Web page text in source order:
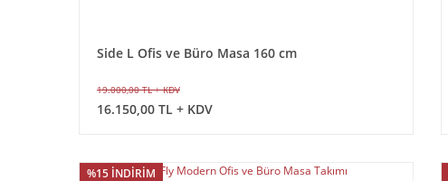
Side L Ofis ve Büro Masa 160 cm
19.000,00 TL + KDV
16.150,00 TL + KDV
%15 İNDİRİM